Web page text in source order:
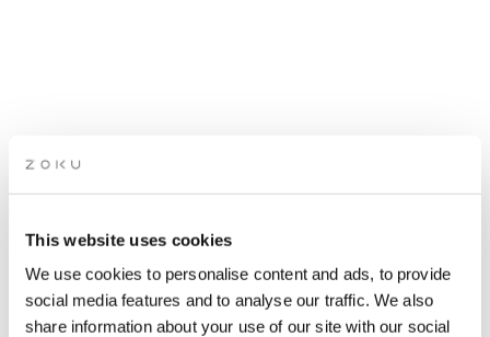
This website uses cookies
We use cookies to personalise content and ads, to provide
social media features and to analyse our traffic. We also
share information about your use of our site with our social
Snup et glas rødvin, mens du lytter til levende musik på vores
tagterrasse.